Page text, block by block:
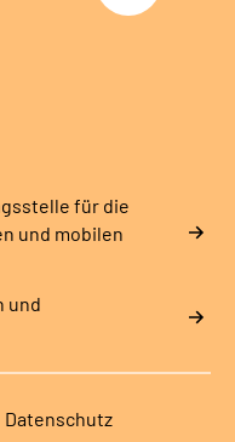
nordbayern6
für die
und mobilen
und
Datenschutz